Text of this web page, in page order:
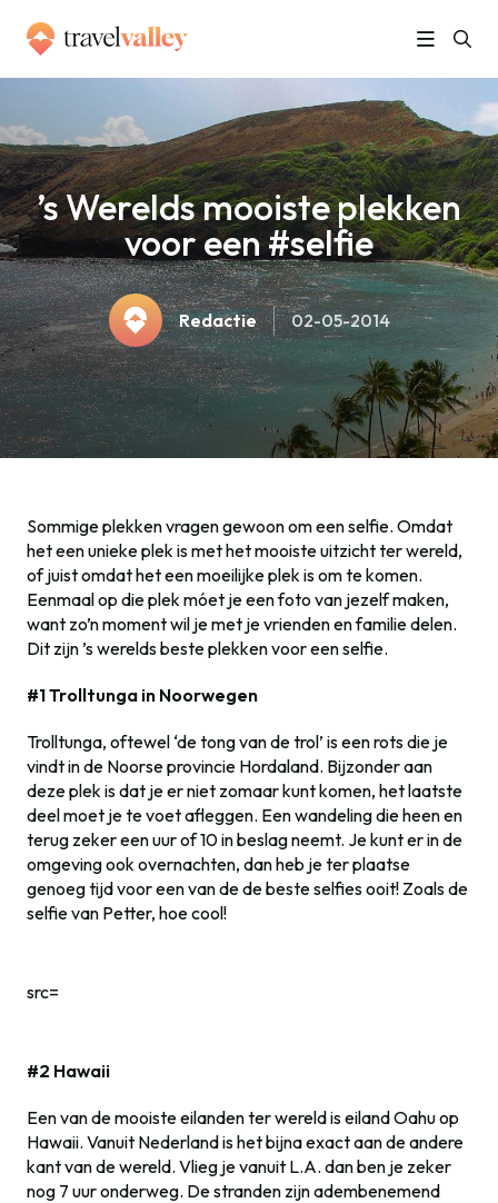
» ’s Werelds mooiste plekken voor een #selfie
’s Werelds mooiste plekken
voor een #selfie
Redactie 02-05-2014
Sommige plekken vragen gewoon om een selfie. Omdat
het een unieke plek is met het mooiste uitzicht ter wereld,
of juist omdat het een moeilijke plek is om te komen.
Eenmaal op die plek móet je een foto van jezelf maken,
want zo’n moment wil je met je vrienden en familie delen.
Dit zijn ’s werelds beste plekken voor een selfie.
#1 Trolltunga in Noorwegen
Trolltunga, oftewel ‘de tong van de trol’ is een rots die je
vindt in de Noorse provincie Hordaland. Bijzonder aan
deze plek is dat je er niet zomaar kunt komen, het laatste
deel moet je te voet afleggen. Een wandeling die heen en
terug zeker een uur of 10 in beslag neemt. Je kunt er in de
omgeving ook overnachten, dan heb je ter plaatse
genoeg tijd voor een van de de beste selfies ooit! Zoals de
selfie van Petter, hoe cool!
src=
#2 Hawaii
Een van de mooiste eilanden ter wereld is eiland Oahu op
Hawaii. Vanuit Nederland is het bijna exact aan de andere
kant van de wereld. Vlieg je vanuit L.A. dan ben je zeker
nog 7 uur onderweg. De stranden zijn adembenemend